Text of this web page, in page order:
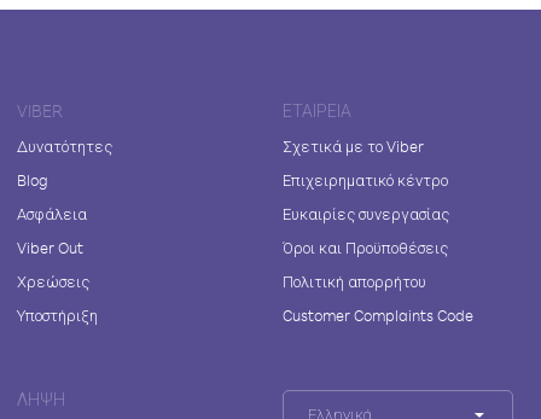
VIBER
Δυνατότητες
Blog
Ασφάλεια
Viber Out
Χρεώσεις
Υποστήριξη
ΕΤΑΙΡΕΊΑ
Σχετικά με το Viber
Επιχειρηματικό κέντρο
Ευκαιρίες συνεργασίας
Όροι και Προϋποθέσεις
Πολιτική απορρήτου
Customer Complaints Code
ΛΉΨΗ
Ελληνικά